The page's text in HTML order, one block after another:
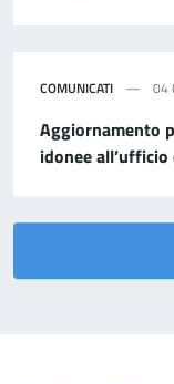
COMUNICATI 04
Aggiornamento
idonee